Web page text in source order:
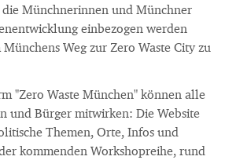
Münchnerinnen und Münchner
einbezogen werden
Weg zur Zero Waste City zu
"Zero Waste München" können alle
und Bürger mitwirken: Die Website
Themen, Orte, Infos und
kommenden Workshopreihe, rund